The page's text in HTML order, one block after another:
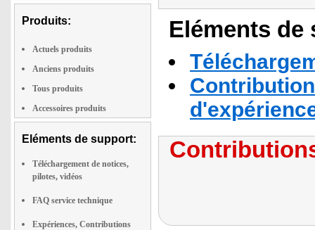
Produits:
Actuels produits
Anciens produits
Tous produits
Accessoires produits
Eléments de support:
Téléchargement de notices,
pilotes, vidéos
FAQ service technique
Expériences, Contributions
Eléments